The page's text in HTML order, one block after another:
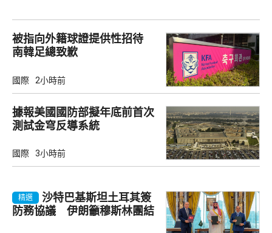
被指向外籍球證提供性招待
南韓足總致歉
國際 2小時前
據報美國國防部擬年底前首次
測試金穹反導系統
國際 3小時前
精選
沙特巴基斯坦土耳其簽
防務協議 伊朗籲穆斯林團結